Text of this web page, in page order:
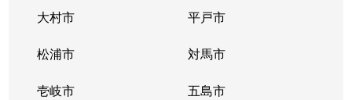
大村市 平戸市
松浦市 対馬市
壱岐市 五島市